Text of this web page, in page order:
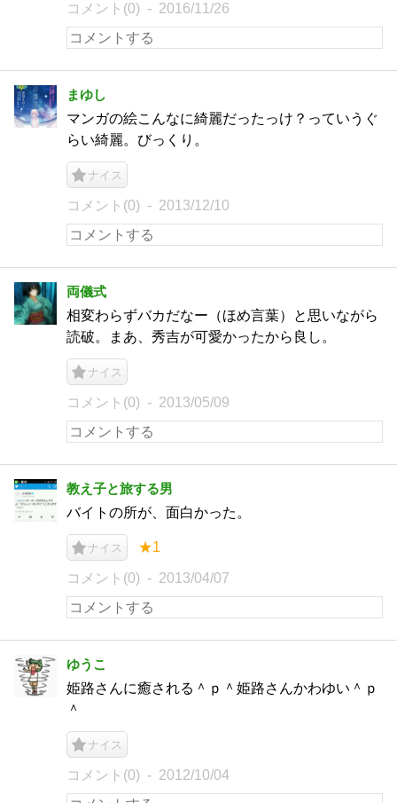
コメント(0) 2016/11/26
まゆし
マンガの絵こんなに綺麗だったっけ？っていうぐ
らい綺麗。びっくり。
ナイス
コメント(0) 2013/12/10
両儀式
相変わらずバカだなー（ほめ言葉）と思いながら
読破。まあ、秀吉が可愛かったから良し。
ナイス
コメント(0) 2013/05/09
教え子と旅する男
バイトの所が、面白かった。
ナイス ★1
コメント(0) 2013/04/07
ゆうこ
姫路さんに癒される＾ｐ＾姫路さんかわゆい＾ｐ
＾
ナイス
コメント(0) 2012/10/04